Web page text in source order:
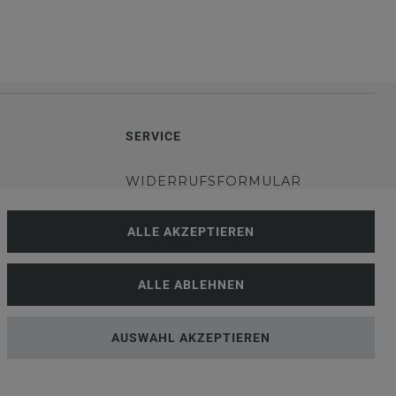
SERVICE
WIDERRUFSFORMULAR
DATENSCHUTZERKLÄRUNG
ALLE AKZEPTIEREN
ALLE ABLEHNEN
AUSWAHL AKZEPTIEREN